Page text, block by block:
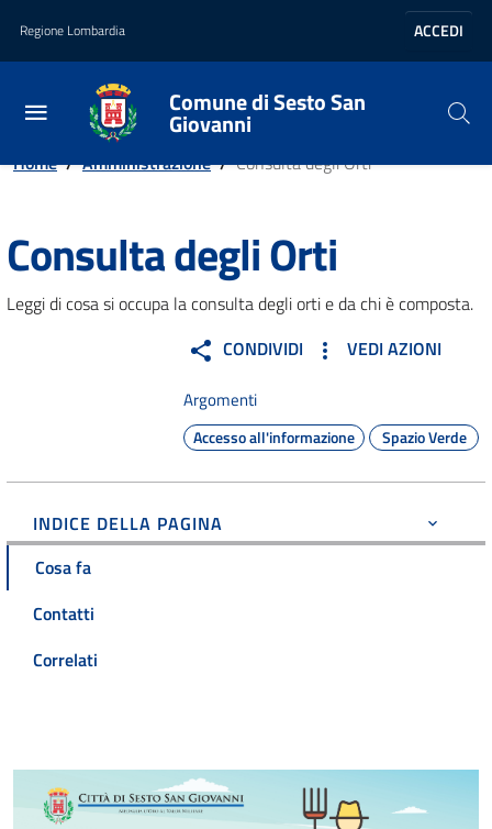
Vai al contenuto principale
Vai al footer
Regione Lombardia ACCEDI
Comune di Sesto San
Giovanni
Home / Amministrazione / Consulta degli Orti
Consulta degli Orti
Leggi di cosa si occupa la consulta degli orti e da chi è composta.
CONDIVIDI
VEDI AZIONI
Argomenti
Accesso all'informazione Spazio Verde
INDICE DELLA PAGINA
Cosa fa
Contatti
Correlati